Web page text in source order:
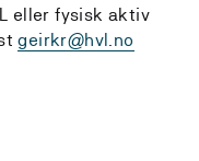
eller fysisk aktiv
geirkr@hvl.no